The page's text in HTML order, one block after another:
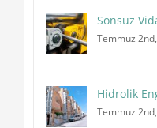
Sonsuz
Temmuz
Hidrolik
Temmuz